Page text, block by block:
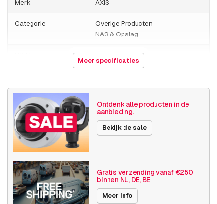
Merk AXIS
Categorie
Overige Producten
NAS & Opslag
852190
Gewicht
Grootte (lxbxh) 260 x 550 x 150 millimeters
NAS & opslag Video recorders
Publicatiedatum 01-12-2025
Meer specificaties
Ontdenk alle producten in de
aanbieding.
Bekijk de sale
Gratis verzending vanaf €250
binnen NL, DE, BE
Meer info